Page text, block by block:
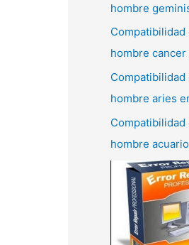
hombre
hombre
hombre aries
hombre